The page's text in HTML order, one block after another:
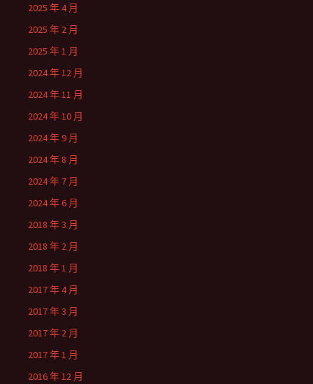
2025 年 4 月
2025 年 2 月
2025 年 1 月
2024 年 12 月
2024 年 11 月
2024 年 10 月
2024 年 9 月
2024 年 8 月
2024 年 7 月
2024 年 6 月
2018 年 3 月
2018 年 2 月
2018 年 1 月
2017 年 4 月
2017 年 3 月
2017 年 2 月
2017 年 1 月
2016 年 12 月